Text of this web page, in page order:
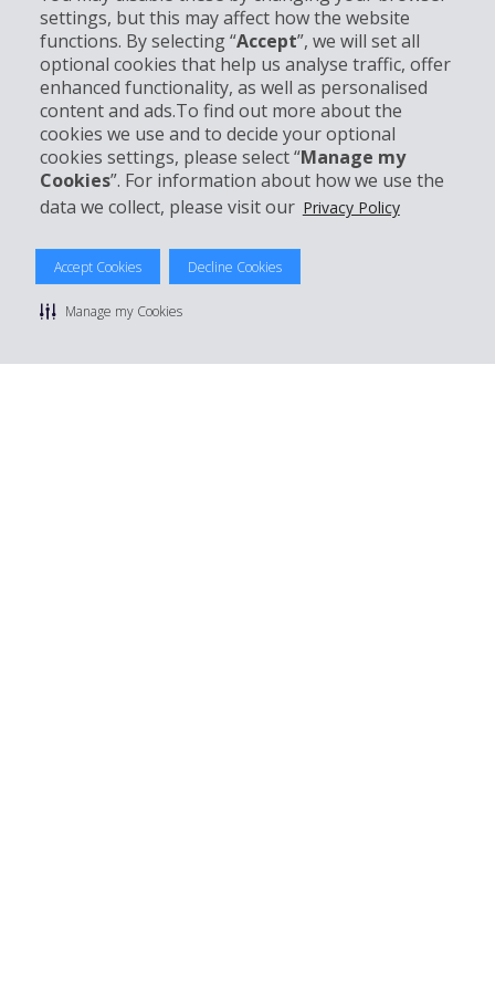
settings, but this may affect how the website
functions. By selecting “Accept”, we will set all
optional cookies that help us analyse traffic, offer
enhanced functionality, as well as personalised
content and ads.To find out more about the
cookies we use and to decide your optional
cookies settings, please select “Manage my
Cookies”. For information about how we use the
data we collect, please visit our Privacy Policy
Accept Cookies Decline Cookies
Manage my Cookies
Entreprise
Support client
Réserver avec Hertz
© 2026 The Hertz System, Inc.
Politique de confidentialité | Conditions d'utilisation du site
Conditions de location
Gérer mes cookies